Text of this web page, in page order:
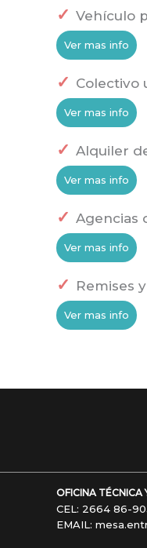
Vehículo
Ver mas info
Colectivo
Ver mas info
Alquiler
Ver mas info
Agencias
Ver mas info
Remises
Ver mas info
OFICINA TÉCNICA
CEL: 2664 86-
EMAIL: